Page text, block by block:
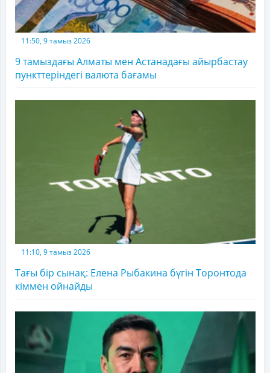
11:50, 9 тамыз 2026
9 тамыздағы Алматы мен Астанадағы айырбастау
пункттеріндегі валюта бағамы
11:10, 9 тамыз 2026
Тағы бір сынақ: Елена Рыбакина бүгін Торонтода
кіммен ойнайды